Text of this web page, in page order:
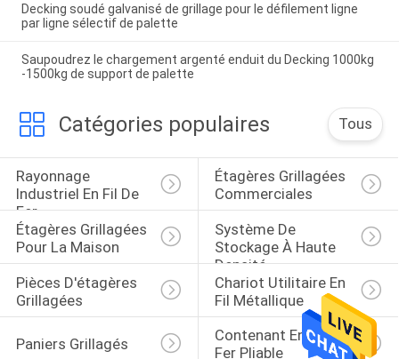
Decking soudé galvanisé de grillage pour le défilement ligne
par ligne sélectif de palette
Saupoudrez le chargement argenté enduit du Decking 1000kg
-1500kg de support de palette
Catégories populaires Tous
Rayonnage
Industriel En Fil De
Fer
Étagères Grillagées
Commerciales
Étagères Grillagées
Pour La Maison
Système De
Stockage À Haute
Densité
Pièces D'étagères
Grillagées
Chariot Utilitaire En
Fil Métallique
Paniers Grillagés
Contenant En Fil De
Fer Pliable